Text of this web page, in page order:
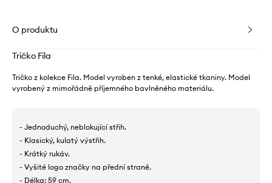
O produktu
Tričko Fila
Tričko z kolekce Fila. Model vyroben z tenké, elastické tkaniny. Model
vyrobený z mimořádně příjemného bavlněného materiálu.
- Jednoduchý, neblokující střih.
- Klasický, kulatý výstřih.
- Krátký rukáv.
- Vyšité logo značky na přední straně.
- Délka: 59 cm.